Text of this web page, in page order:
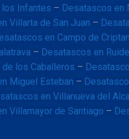
los Infantes – Desatascos en
Villarta de San Juan –
en Campo de
– Desatascos en
de los Caballeros –
Miguel Esteban –
en Villanueva del
Villamayor de Santiago –